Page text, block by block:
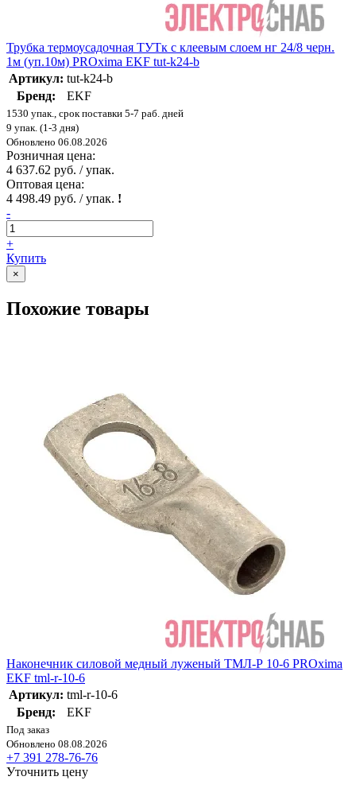
Трубка термоусадочная ТУТк с клеевым слоем нг 24/8 черн.
1м (уп.10м) PROxima EKF tut-k24-b
Артикул: tut-k24-b
Бренд:
EKF
1530 упак., срок поставки 5-7 раб. дней
9 упак. (1-3 дня)
Обновлено 06.08.2026
Розничная цена:
4 637.62 руб. / упак.
Оптовая цена:
4 498.49 руб. / упак. !
-
+
Купить
×
Похожие товары
Наконечник силовой медный луженый ТМЛ-Р 10-6 PROxima
EKF tml-r-10-6
Артикул: tml-r-10-6
Бренд:
EKF
Под заказ
Обновлено 08.08.2026
+7 391 278-76-76
Уточнить цену